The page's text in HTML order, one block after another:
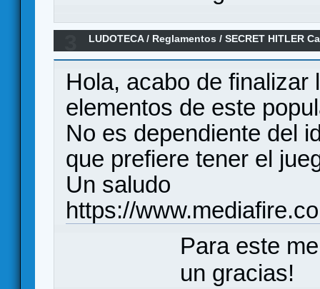
LUDOTECA/ Reglamentos /SECRET HITLER
Hola, acabo de
elementos de este
No es dependiente del
que prefiere tener el
Un saludo
https://
Para este
un gracias!